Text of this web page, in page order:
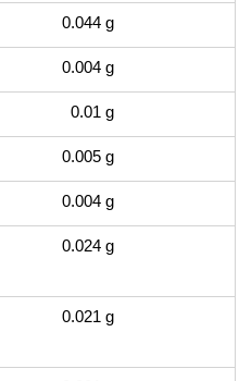
0.044 g
0.004 g
0.01 g
0.005 g
0.004 g
0.024 g
0.021 g